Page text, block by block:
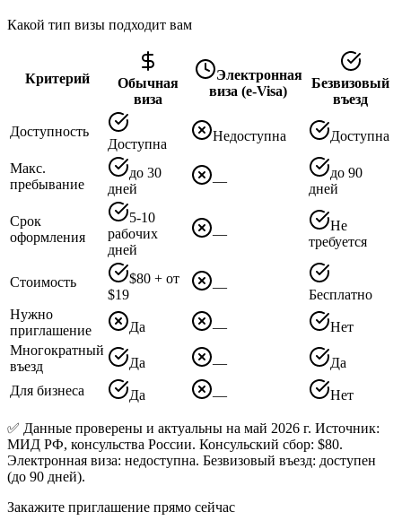
Какой тип визы подходит вам
Критерий
Обычная
виза
Электронная
виза (e-Visa)
Безвизовый
въезд
Доступность
Доступна
Недоступна Доступна
Макс.
пребывание
до 30
дней
—
до 90
дней
Срок
оформления
5-10
рабочих
дней
—
Не
требуется
Стоимость
$80 + от
$19
—
Бесплатно
Нужно
приглашение
Да —
Нет
Многократный
въезд
Да —
Да
Для бизнеса
Да — Нет
✅ Данные проверены и актуальны на май 2026 г. Источник:
МИД РФ, консульства России. Консульский сбор: $80.
Электронная виза: недоступна. Безвизовый въезд: доступен
(до 90 дней).
Закажите приглашение прямо сейчас